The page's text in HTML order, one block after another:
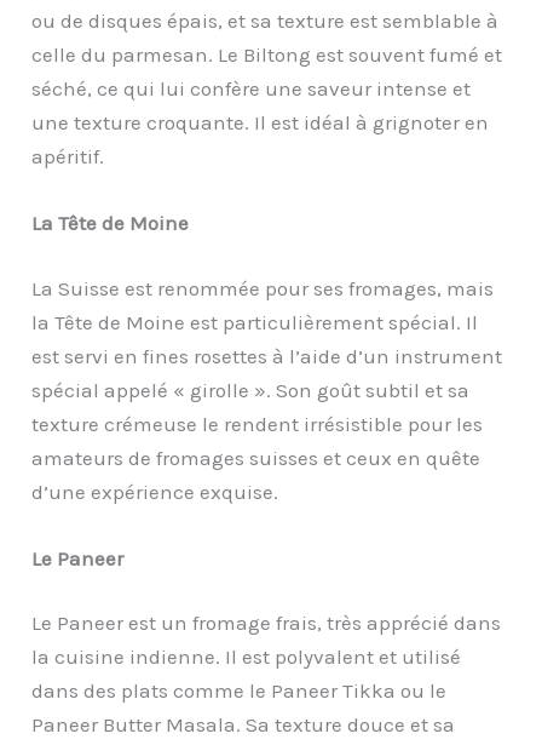
ou de disques épais, et sa texture est semblable à
celle du parmesan. Le Biltong est souvent fumé et
séché, ce qui lui confère une saveur intense et
une texture croquante. Il est idéal à grignoter en
apéritif.
La Tête de Moine
La Suisse est renommée pour ses fromages, mais
la Tête de Moine est particulièrement spécial. Il
est servi en fines rosettes à l’aide d’un instrument
spécial appelé « girolle ». Son goût subtil et sa
texture crémeuse le rendent irrésistible pour les
amateurs de fromages suisses et ceux en quête
d’une expérience exquise.
Le Paneer
Le Paneer est un fromage frais, très apprécié dans
la cuisine indienne. Il est polyvalent et utilisé
dans des plats comme le Paneer Tikka ou le
Paneer Butter Masala. Sa texture douce et sa